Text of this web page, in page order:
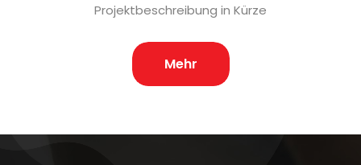
Projektbeschreibung in Kürze
Mehr